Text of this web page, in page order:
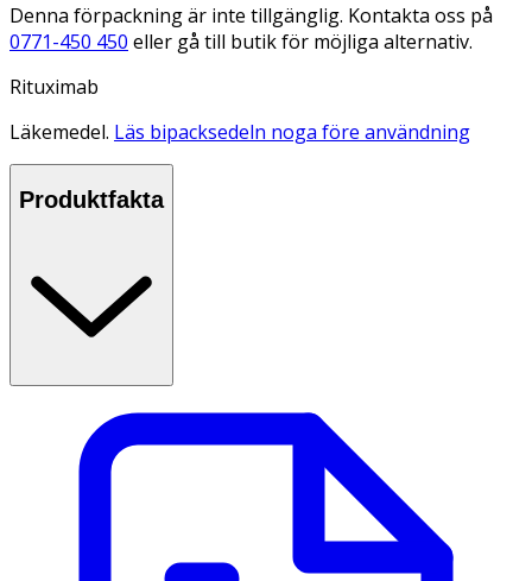
Denna förpackning är inte tillgänglig. Kontakta oss på
0771-450 450 eller gå till butik för möjliga alternativ.
Rituximab
Läkemedel. Läs bipacksedeln noga före användning
Produktfakta